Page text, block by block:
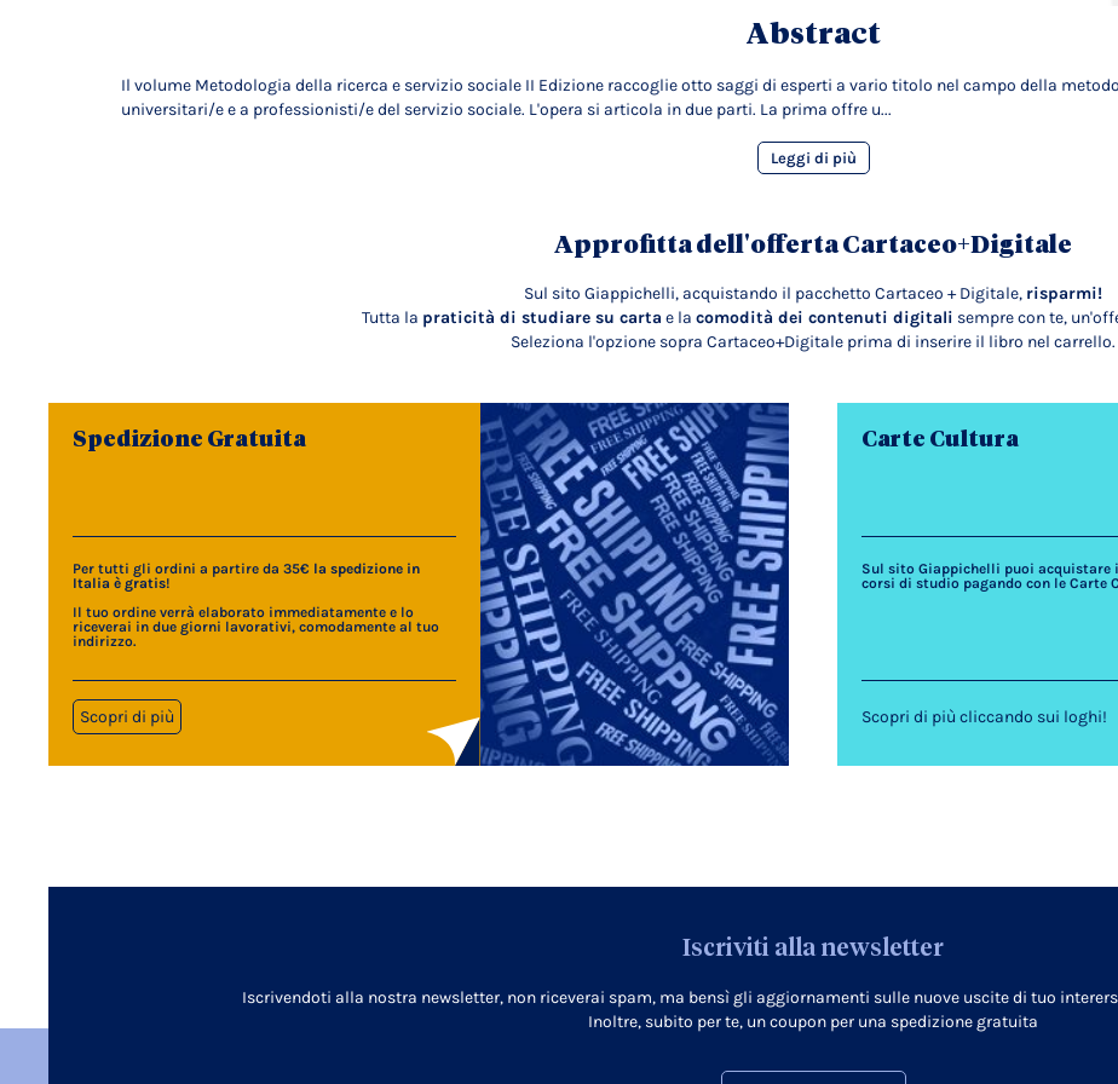
Abstract
Il volume Metodologia della ricerca e servizio sociale II Edizione raccoglie otto saggi di esperti a vario titolo nel campo della
universitari/e e a professionisti/e del servizio sociale. L'opera si articola in due parti. La prima offre u...
Leggi di più
Approfitta dell'offerta Cartaceo+Digitale
Sul sito Giappichelli, acquistando il pacchetto Cartaceo + Digitale, risparmi!
Tutta la praticità di studiare su carta e la comodità dei contenuti digitali sempre con te,
Seleziona l'opzione sopra Cartaceo+Digitale prima di inserire il libro nel carrello.
Spedizione Gratuita
Per tutti gli ordini a partire da 35€ la spedizione in
Italia è gratis!
Il tuo ordine verrà elaborato immediatamente e lo
riceverai in due giorni lavorativi, comodamente al tuo
indirizzo.
Scopri di più
Carte Cultura
Sul sito Giappichelli puoi
corsi di studio pagando con le Carte
Scopri di più cliccando sui loghi!
Iscriviti alla newsletter
Iscrivendoti alla nostra newsletter, non riceverai spam, ma bensì gli aggiornamenti sulle nuove uscite di tuo
Inoltre, subito per te, un coupon per una spedizione gratuita